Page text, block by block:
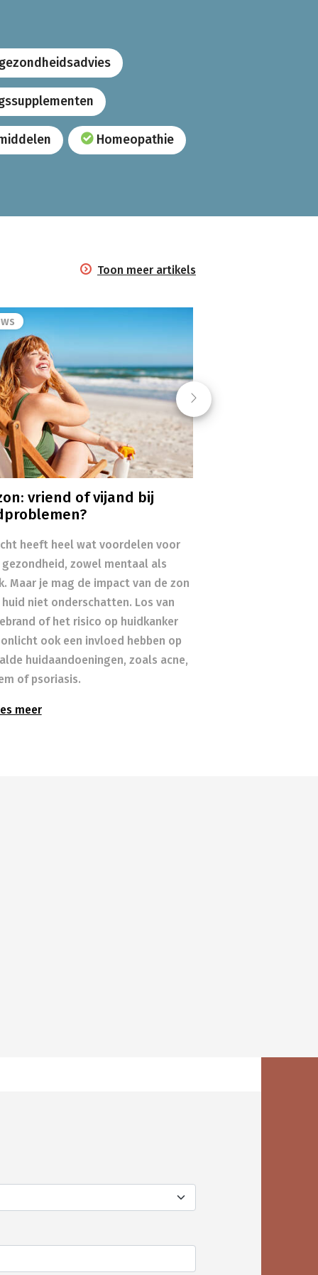
Homeopathie
Toon meer artikels
Next
vriend of vijand bij
heeft heel wat voordelen voor
gezondheid, zowel mentaal als
Maar je mag de impact van de zon
niet onderschatten. Los van
of het risico op huidkanker
ook een invloed hebben op
huidaandoeningen, zoals acne,
of psoriasis.
meer